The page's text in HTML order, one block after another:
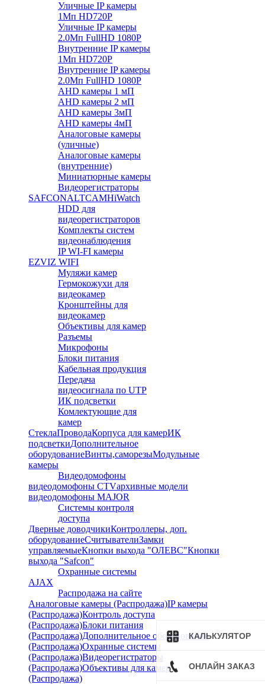
КАЛЬКУЛЯТОР
ОНЛАЙН ЗАКАЗ
Уличные IP камеры
1Мп HD720P
Уличные IP камеры
2.0Мп FullHD 1080P
Внутренние IP камеры
1Мп HD720P
Внутренние IP камеры
2.0Мп FullHD 1080P
AHD камеры 1 мП
AHD камеры 2 мП
AHD камеры 3мП
AHD камеры 4мП
Аналоговые камеры
(уличные)
Аналоговые камеры
(внутренние)
Миниатюрные камеры
Видеорегистраторы
SAFCONALTCAMHiWatch
HDD для
видеорегистраторов
Комплекты систем
видеонаблюдения
IP WI-FI камеры
EZVIZ WIFI
Муляжи камер
Гермокожухи для
видеокамер
Кронштейны для
видеокамер
Объективы для камер
Разъемы
Микрофоны
Блоки питания
Кабельная продукция
Передача
видеосигнала по UTP
ИК подсветки
Комлектующие для
камер
СтеклаПроводаКорпуса для камерИК
подсветкиДополнительное
оборудованиеВинты,саморезыМодульные
камеры
Видеодомофоны
видеодомофоны CTVархивные модели
видеодомофоны MAJOR
Системы контроля
доступа
Дверные доводчикиКонтроллеры, доп.
оборудованиеСчитывателиЗамки
управляемыеКнопки выхода "ОЛЕВС"Кнопки
выхода "Safcon"
Охранные системы
AJAX
Распродажа на сайте
Аналоговые камеры (Распродажа)IP камеры
(Распродажа)Контроль доступа
(Распродажа)Блоки питания
(Распродажа)Дополнительное оборудование
(Распродажа)Охранные системы
(Распродажа)Видеорегистраторы
(Распродажа)Объективы для камер
(Распродажа)